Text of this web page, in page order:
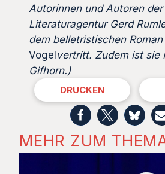
Autorinnen und Autoren der
Literaturagentur Gerd
dem belletristischen Roman
Vogel vertritt. Zudem ist sie
Gifhorn.)
DRUCKEN
MEHR ZUM